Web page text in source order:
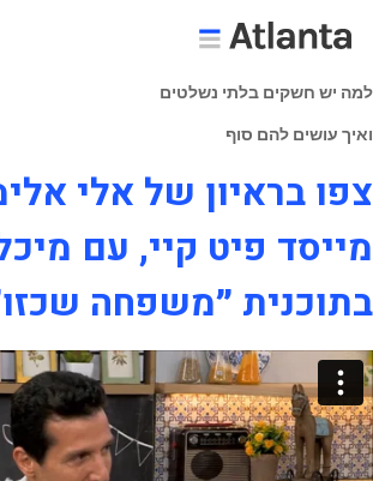
למה יש חשקים בלתי נשלטים
ואיך עושים להם סוף
צפו בראיון של אלי
מייסד פיט קיי, עם
בתוכנית ״משפחה